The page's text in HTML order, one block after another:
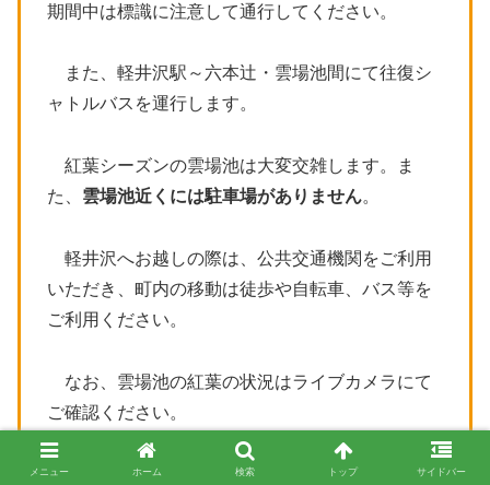
期間中は標識に注意して通行してください。
また、軽井沢駅～六本辻・雲場池間にて往復シ
ャトルバスを運行します。
紅葉シーズンの雲場池は大変交雑します。ま
た、 雲場池近くには駐車場がありません。
軽井沢へお越しの際は、公共交通機関をご利用
いただき、町内の移動は徒歩や自転車、バス等を
ご利用ください。
なお、雲場池の紅葉の状況はライブカメラにて
ご確認ください。
●場所
メニュー ホーム 検索 トップ サイドバー